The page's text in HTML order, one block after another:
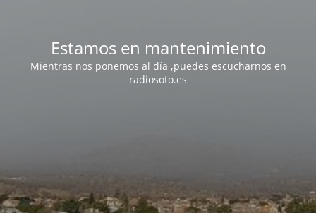
Estamos en mantenimiento
Mientras nos ponemos al día ,puedes escucharnos en
radiosoto.es